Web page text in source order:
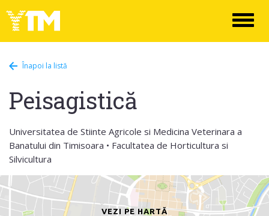
Înapoi la listă
Peisagistică
Universitatea de Stiinte Agricole si Medicina Veterinara a
Banatului din Timisoara • Facultatea de Horticultura si
Silvicultura
VEZI PE HARTĂ